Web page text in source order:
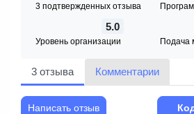
3 подтвержденных отзыва
5.0
Уровень организации Подача
3 отзыва Комментарии
Написать отзыв